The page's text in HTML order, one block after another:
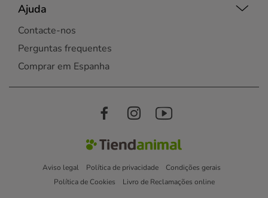
Ajuda
Contacte-nos
Perguntas frequentes
Comprar em Espanha
Aviso legal Política de privacidade
Condições gerais
Política de Cookies
Livro de Reclamações online